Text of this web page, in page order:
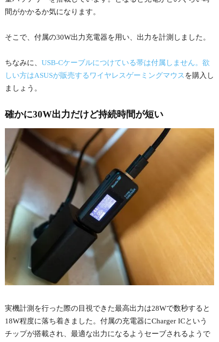
間がかかるか気になります。
そこで、付属の30W出力充電器を用い、出力を計測しました。
ちなみに、 USB-Cケーブルにつけている帯は付属しません。欲
しい方はASUSが販売するワイヤレスゲーミングマウス を購入し
ましょう。
確かに30W出力だけど持続時間が短い
実機計測を行った際の目視できた最高出力は28Wで数秒すると
18W程度に落ち着きました。付属の充電器にCharger ICという
チップが搭載され、最適な出力になるようセーブされるようで